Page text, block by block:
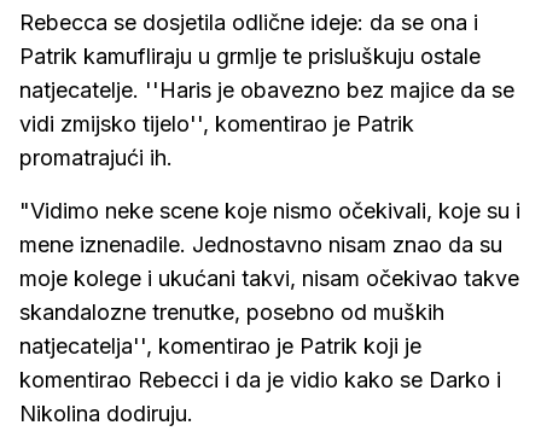
Rebecca se dosjetila odlične ideje: da se ona i
Patrik kamufliraju u grmlje te prisluškuju ostale
natjecatelje. ''Haris je obavezno bez majice da se
vidi zmijsko tijelo'', komentirao je Patrik
promatrajući ih.
"Vidimo neke scene koje nismo očekivali, koje su i
mene iznenadile. Jednostavno nisam znao da su
moje kolege i ukućani takvi, nisam očekivao takve
skandalozne trenutke, posebno od muških
natjecatelja'', komentirao je Patrik koji je
komentirao Rebecci i da je vidio kako se Darko i
Nikolina dodiruju.